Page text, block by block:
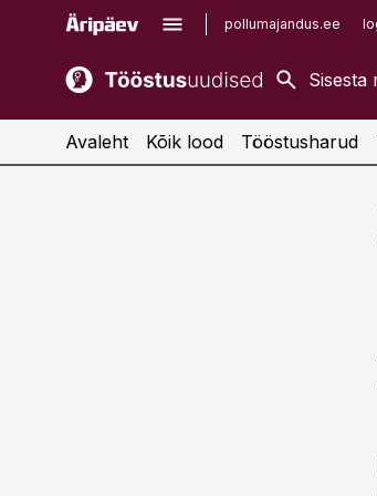
pollumajandus.ee
kaubandus.ee
kinnisvarauudised.ee
Avaleht Kõik lood Tööstusharud